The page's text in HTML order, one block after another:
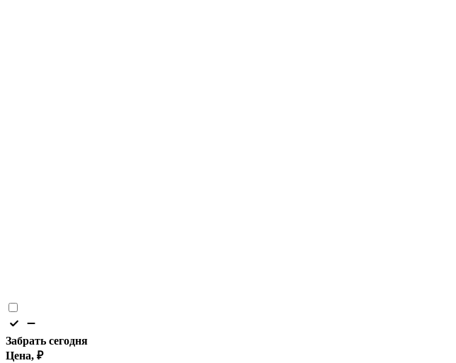
Забрать сегодня
Цена, ₽